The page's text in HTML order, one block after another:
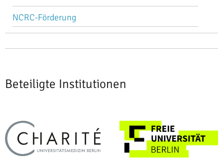
NCRC-Förderung
Beteiligte Institutionen